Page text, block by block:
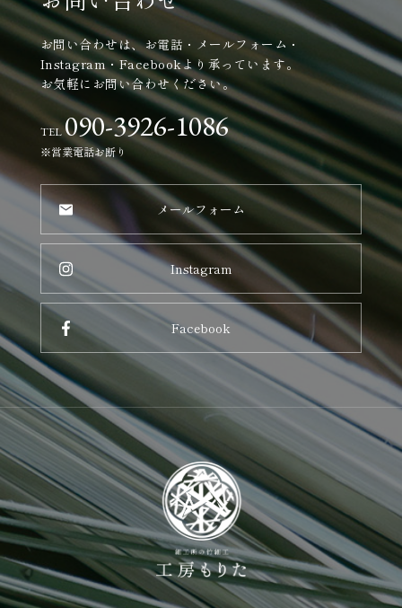
お問い合わせは、お電話・メールフォーム・
Instagram・Facebookより承っています。
お気軽にお問い合わせください。
TEL090-3926-1086
※営業電話お断り
メールフォーム
Instagram
Facebook